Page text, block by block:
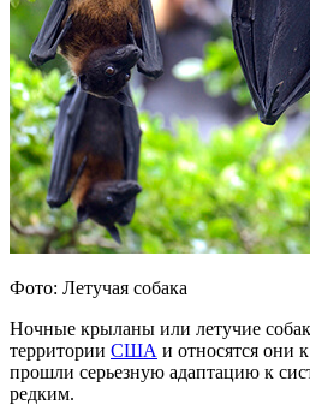
Фото: Летучая собака
Ночные крыланы или летучие
территории США и относятся они
прошли серьезную адаптацию к
редким.